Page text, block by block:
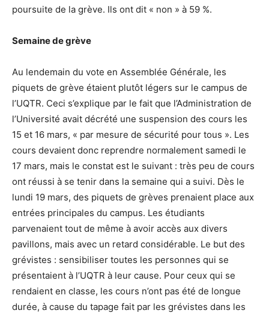
poursuite de la grève. Ils ont dit « non » à 59 %.
Semaine de grève
Au lendemain du vote en Assemblée Générale, les
piquets de grève étaient plutôt légers sur le campus de
l’UQTR. Ceci s’explique par le fait que l’Administration de
l’Université avait décrété une suspension des cours les
15 et 16 mars, « par mesure de sécurité pour tous ». Les
cours devaient donc reprendre normalement samedi le
17 mars, mais le constat est le suivant : très peu de cours
ont réussi à se tenir dans la semaine qui a suivi. Dès le
lundi 19 mars, des piquets de grèves prenaient place aux
entrées principales du campus. Les étudiants
parvenaient tout de même à avoir accès aux divers
pavillons, mais avec un retard considérable. Le but des
grévistes : sensibiliser toutes les personnes qui se
présentaient à l’UQTR à leur cause. Pour ceux qui se
rendaient en classe, les cours n’ont pas été de longue
durée, à cause du tapage fait par les grévistes dans les